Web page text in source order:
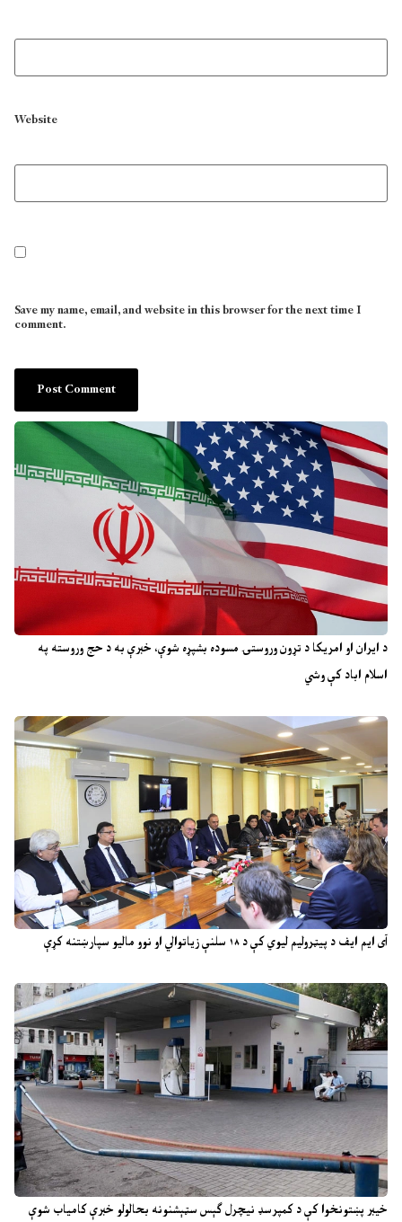
د ایران او امریکا د تړون وروستۍ مسوده بشپړه شوې، خبرې به د حج وروسته په
اسلام اباد کې وشي
آی ایم ایف د پیټرولیم لیوي کې د ۱۸ سلنې زیاتوالي او نوو مالیو سپارښتنه کړې
خیبر پښتونخوا کې د کمپرسډ نیچرل ګېس سټېشنونه بحالولو خبرې کامیاب شوې
Website
Save my name, email, and website in this browser for the next time I
comment.